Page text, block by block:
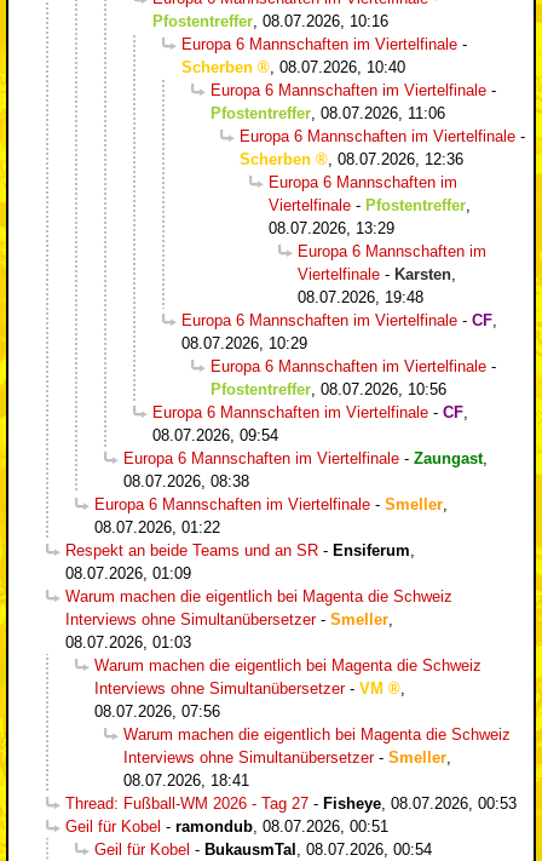
Pfostentreffer, 08.07.2026, 10:16
Europa 6 Mannschaften im Viertelfinale -
Scherben
, 08.07.2026, 10:40
Europa 6 Mannschaften im Viertelfinale -
Pfostentreffer, 08.07.2026, 11:06
Europa 6 Mannschaften im Viertelfinale -
Scherben
, 08.07.2026, 12:36
Europa 6 Mannschaften im
Viertelfinale - Pfostentreffer,
08.07.2026, 13:29
Europa 6 Mannschaften im
Viertelfinale - Karsten,
08.07.2026, 19:48
Europa 6 Mannschaften im Viertelfinale - CF,
08.07.2026, 10:29
Europa 6 Mannschaften im Viertelfinale -
Pfostentreffer, 08.07.2026, 10:56
Europa 6 Mannschaften im Viertelfinale - CF,
08.07.2026, 09:54
Europa 6 Mannschaften im Viertelfinale - Zaungast,
08.07.2026, 08:38
Europa 6 Mannschaften im Viertelfinale - Smeller,
08.07.2026, 01:22
Respekt an beide Teams und an SR - Ensiferum,
08.07.2026, 01:09
Warum machen die eigentlich bei Magenta die Schweiz
Interviews ohne Simultanübersetzer- Smeller,
08.07.2026, 01:03
Warum machen die eigentlich bei Magenta die Schweiz
Interviews ohne Simultanübersetzer- VM
,
08.07.2026, 07:56
Warum machen die eigentlich bei Magenta die Schweiz
Interviews ohne Simultanübersetzer- Smeller,
08.07.2026, 18:41
Thread: Fußball-WM 2026 - Tag 27 - Fisheye, 08.07.2026, 00:53
Geil für Kobel - ramondub, 08.07.2026, 00:51
Geil für Kobel - BukausmTal , 08.07.2026, 00:54